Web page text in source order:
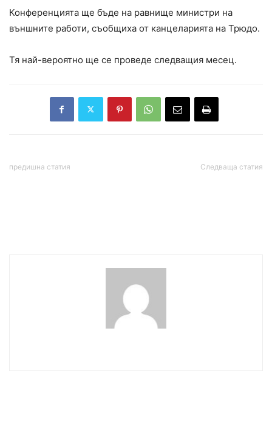
Конференцията ще бъде на равнище министри на
външните работи, съобщиха от канцеларията на Трюдо.
Тя най-вероятно ще се проведе следващия месец.
предишна статия Следваща статия